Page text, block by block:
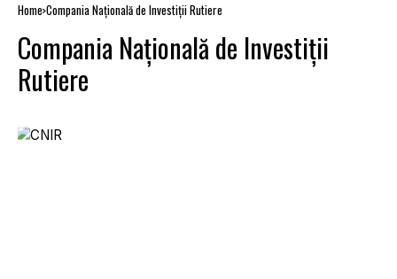
Home Compania Naţională de Investiţii Rutiere
Compania Naţională de Investiţii
Rutiere